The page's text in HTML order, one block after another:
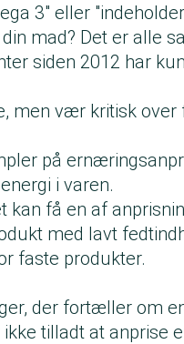
3" eller
mad? Det er alle
siden 2012 har
men vær kritisk over
på
i varen.
kan få en af
med lavt
faste produkter.
der fortæller om
tilladt at anprise